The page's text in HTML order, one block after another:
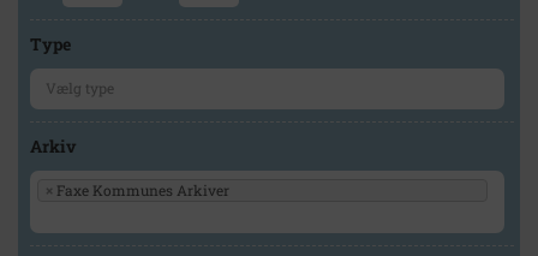
Type
Arkiv
× Faxe Kommunes Arkiver